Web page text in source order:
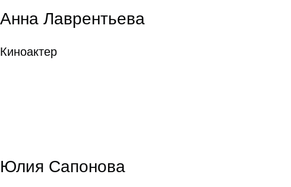
Анна Лаврентьева
Киноактер
Юлия Сапонова